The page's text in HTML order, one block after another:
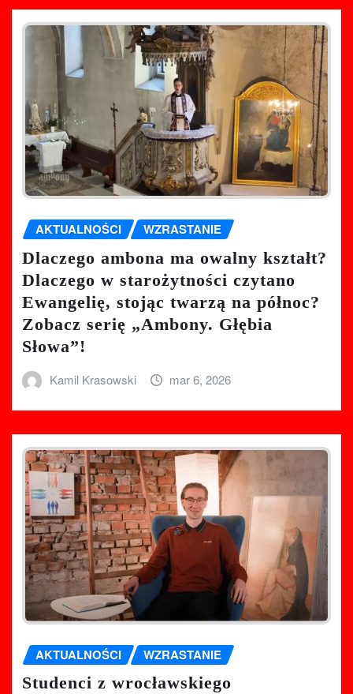
AKTUALNOŚCI WZRASTANIE
Dlaczego ambona ma owalny kształt?
Dlaczego w starożytności czytano
Ewangelię, stojąc twarzą na północ?
Zobacz serię „Ambony. Głębia
Słowa”!
Kamil Krasowski mar 6, 2026
AKTUALNOŚCI WZRASTANIE
Studenci z wrocławskiego